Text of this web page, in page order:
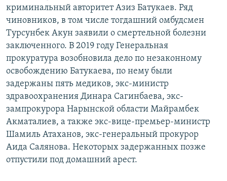
криминальный авторитет Азиз Батукаев. Ряд
чиновников, в том числе тогдашний омбудсмен
Турсунбек Акун заявили о смертельной болезни
заключенного. В 2019 году Генеральная
прокуратура возобновила дело по незаконному
освобождению Батукаева, по нему были
задержаны пять медиков, экс-министр
здравоохранения Динара Сагинбаева, экс-
зампрокурора Нарынской области Майрамбек
Акматалиев, а также экс-вице-премьер-министр
Шамиль Атаханов, экс-генеральный прокурор
Аида Салянова. Некоторых задержанных позже
отпустили под домашний арест.